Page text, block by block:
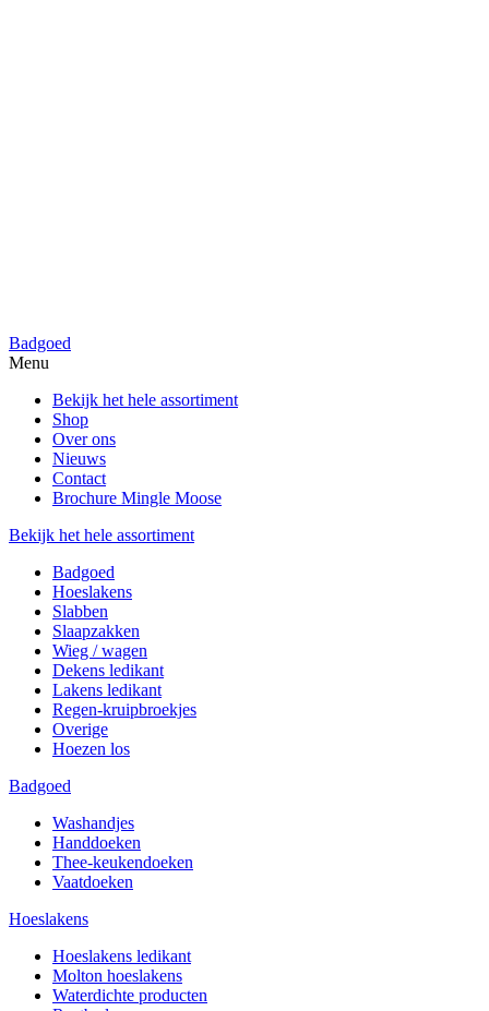
Badgoed
Menu
Bekijk het hele assortiment
Shop
Over ons
Nieuws
Contact
Brochure Mingle Moose
Bekijk het hele assortiment
Badgoed
Hoeslakens
Slabben
Slaapzakken
Wieg / wagen
Dekens ledikant
Lakens ledikant
Regen-kruipbroekjes
Overige
Hoezen los
Badgoed
Washandjes
Handdoeken
Thee-keukendoeken
Vaatdoeken
Hoeslakens
Hoeslakens ledikant
Molton hoeslakens
Waterdichte producten